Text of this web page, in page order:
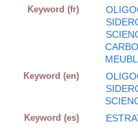
Keyword (fr)
Keyword (en)
Keyword (es)